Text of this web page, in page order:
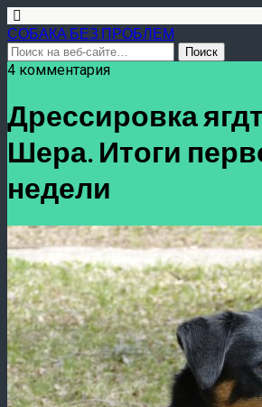
СОБАКА БЕЗ ПРОБЛЕМ
4 комментария
Дрессировка
Шера. Итоги
недели